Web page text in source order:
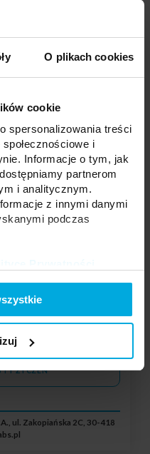
O plikach cookies
cookie
spersonalizowania treści
i
Informacje o tym, jak
partnerom
i analitycznym.
z innymi danymi
podczas
ŻYCZEŃ
ul. Zakopiańska 2C, 30-418
Leaf 30W BIAŁY
30W
ŻYCZEŃ
ul. Zakopiańska 2C, 30-418